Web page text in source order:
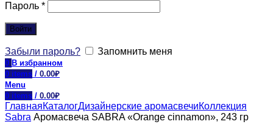
Пароль *
Войти
Забыли пароль? Запомнить меня
0 В избранном
0 items / 0.00₽
Menu
0 items / 0.00₽
ГлавнаяКаталогДизайнерские аромасвечиКоллекция
Sabra Аромасвеча SABRA «Orange cinnamon», 243 гр